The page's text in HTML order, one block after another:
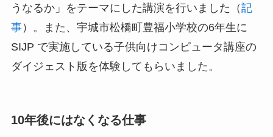
うなるか」をテーマにした講演を行いました（記
事）。また、宇城市松橋町豊福小学校の6年生に
SIJP で実施している子供向けコンピュータ講座の
ダイジェスト版を体験してもらいました。
10年後にはなくなる仕事